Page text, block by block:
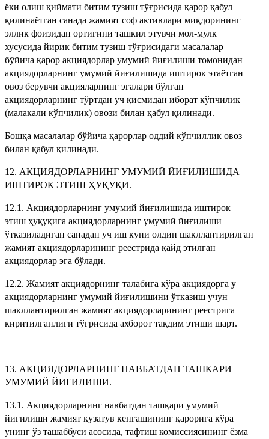
ёки олиш қиймати битим тузиш тўғрисида қарор қабул
қилинаётган санада жамият соф активлари миқдорининг
эллик фоизидан ортиғини ташкил этувчи мол-мулк
хусусида йирик битим тузиш тўғрисидаги масалалар
бўйича қарор акциядорлар умумий йиғилиши томонидан
акциядорларнинг умумий йиғилишида иштирок этаётган
овоз берувчи акцияларнинг эгалари бўлган
акциядорларнинг тўртдан уч қисмидан иборат кўпчилик
(малакали кўпчилик) овози билан қабул қилинади.
Бошқа масалалар бўйича қарорлар оддий кўпчиллик овоз
билан қабул қилинади.
12. АКЦИЯДОРЛАРНИНГ УМУМИЙ ЙИҒИЛИШИДА
ИШТИРОК ЭТИШ ҲУҚУҚИ.
12.1. Акциядорларнинг умумий йиғилишида иштирок
этиш ҳуқуқига акциядорларнинг умумий йиғилиши
ўтказиладиган санадан уч иш куни олдин шакллантирилган
жамият акциядорларининг реестрида қайд этилган
акциядорлар эга бўлади.
12.2. Жамият акциядорнинг талабига кўра акциядорга у
акциядорларнинг умумий йиғилишини ўтказиш учун
шакллантирилган жамият акциядорларининг реестрига
киритилганлиги тўғрисида ахборот тақдим этиши шарт.
13. АКЦИЯДОРЛАРНИНГ НАВБАТДАН ТАШКАРИ
УМУМИЙ ЙИҒИЛИШИ.
13.1. Акциядорларнинг навбатдан ташқари умумий
йиғилиши жамият кузатув кенгашининг қарорига кўра
унинг ўз ташаббуси асосида, тафтиш комиссиясининг ёзма